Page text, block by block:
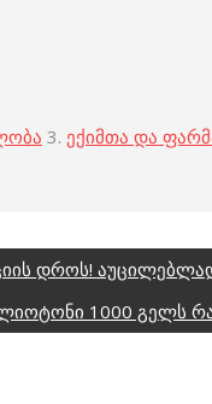
3. ექიმთა და
დროს!
1000 გელს რა